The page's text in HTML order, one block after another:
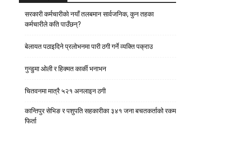
सरकारी कर्मचारीकाे नयाँ तलबमान सार्वजनिक, कुन तहका
कर्मचारीले कति पाउँछन्?
बेलायत पठाइदिने प्रलाेभनमा पारी ठगी गर्ने व्यक्ति पक्राउ
गुन्डुमा ओली र हिक्मत कार्की भनाभन
चितवनमा मात्रै ५२१ अनलाइन ठगी
कान्तिपुर सेभिङ र पशुपति सहकारीका ३४१ जना बचतकर्ताको रकम
फिर्ता